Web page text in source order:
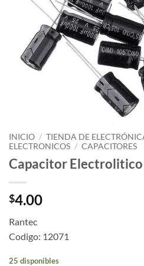
INICIO / TIENDA DE
ELECTRONICOS / CAPACITORES
Capacitor
$4.00
Rantec
Codigo: 12071
25 disponibles